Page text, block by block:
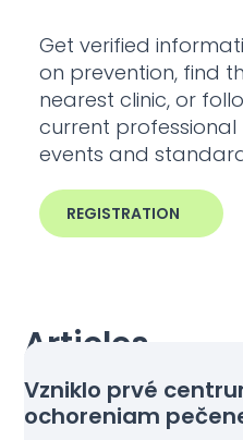
Get verified
on prevention, find
nearest clinic, or
current professional
events and
REGISTRATION
Articles
Vzniklo prvé
ochoreniam